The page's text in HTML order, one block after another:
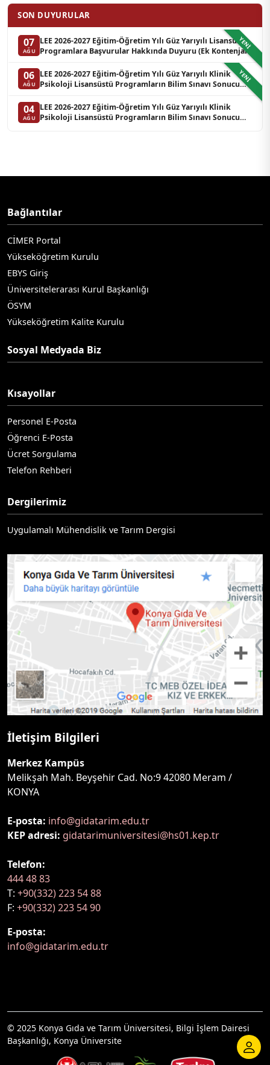
SON DUYURULAR
YENI
07
AĞU
LEE 2026-2027 Eğitim-Öğretim Yılı Güz Yarıyılı Lisansüstü
Programlara Başvurular Hakkında Duyuru (Ek Kontenjan)
YENI
06
AĞU
LEE 2026-2027 Eğitim-Öğretim Yılı Güz Yarıyılı Klinik
Psikoloji Lisansüstü Programların Bilim Sınavı Sonucu
04
AĞU
LEE 2026-2027 Eğitim-Öğretim Yılı Güz Yarıyılı Klinik
Psikoloji Lisansüstü Programların Bilim Sınavı Sonucu
Bağlantılar
CİMER Portal
Yükseköğretim Kurulu
EBYS Giriş
Üniversitelerarası Kurul Başkanlığı
ÖSYM
Yükseköğretim Kalite Kurulu
Sosyal Medyada Biz
Kısayollar
Personel E-Posta
Öğrenci E-Posta
Ücret Sorgulama
Telefon Rehberi
Dergilerimiz
Uygulamalı Mühendislik ve Tarım Dergisi
İletişim Bilgileri
Merkez Kampüs
Melikşah Mah. Beyşehir Cad. No:9 42080 Meram /
KONYA
E-posta: info@gidatarim.edu.tr
KEP adresi: gidatarimuniversitesi@hs01.kep.tr
Telefon:
444 48 83
T: +90(332) 223 54 88
F: +90(332) 223 54 90
E-posta:
info@gidatarim.edu.tr
© 2025 Konya Gıda ve Tarım Üniversitesi, Bilgi İşlem Dairesi
Başkanlığı, Konya Üniversite